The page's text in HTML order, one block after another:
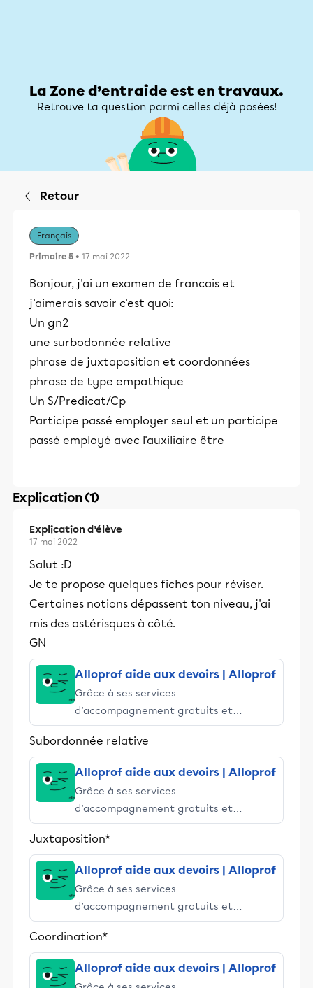
La Zone d’entraide est en travaux.
Retrouve ta question parmi celles déjà posées!
Retour
Français
Primaire 5 • 17 mai 2022
Bonjour, j'ai un examen de francais et
j'aimerais savoir c'est quoi:
Un gn2
une surbodonnée relative
phrase de juxtaposition et coordonnées
phrase de type empathique
Un S/Predicat/Cp
Participe passé employer seul et un participe
passé employé avec l'auxiliaire être
Explication (1)
Explication d’élève
17 mai 2022
Salut :D
Je te propose quelques fiches pour réviser.
Certaines notions dépassent ton niveau, j'ai
mis des astérisques à côté.
GN
Alloprof aide aux devoirs | Alloprof
Grâce à ses services
d’accompagnement gratuits et
stimulants, Alloprof engage les élèves
et leurs parents dans la réussite
Subordonnée relative
Alloprof aide aux devoirs | Alloprof
Grâce à ses services
d’accompagnement gratuits et
stimulants, Alloprof engage les élèves
et leurs parents dans la réussite
Juxtaposition*
Alloprof aide aux devoirs | Alloprof
Grâce à ses services
d’accompagnement gratuits et
stimulants, Alloprof engage les élèves
et leurs parents dans la réussite
Coordination*
Alloprof aide aux devoirs | Alloprof